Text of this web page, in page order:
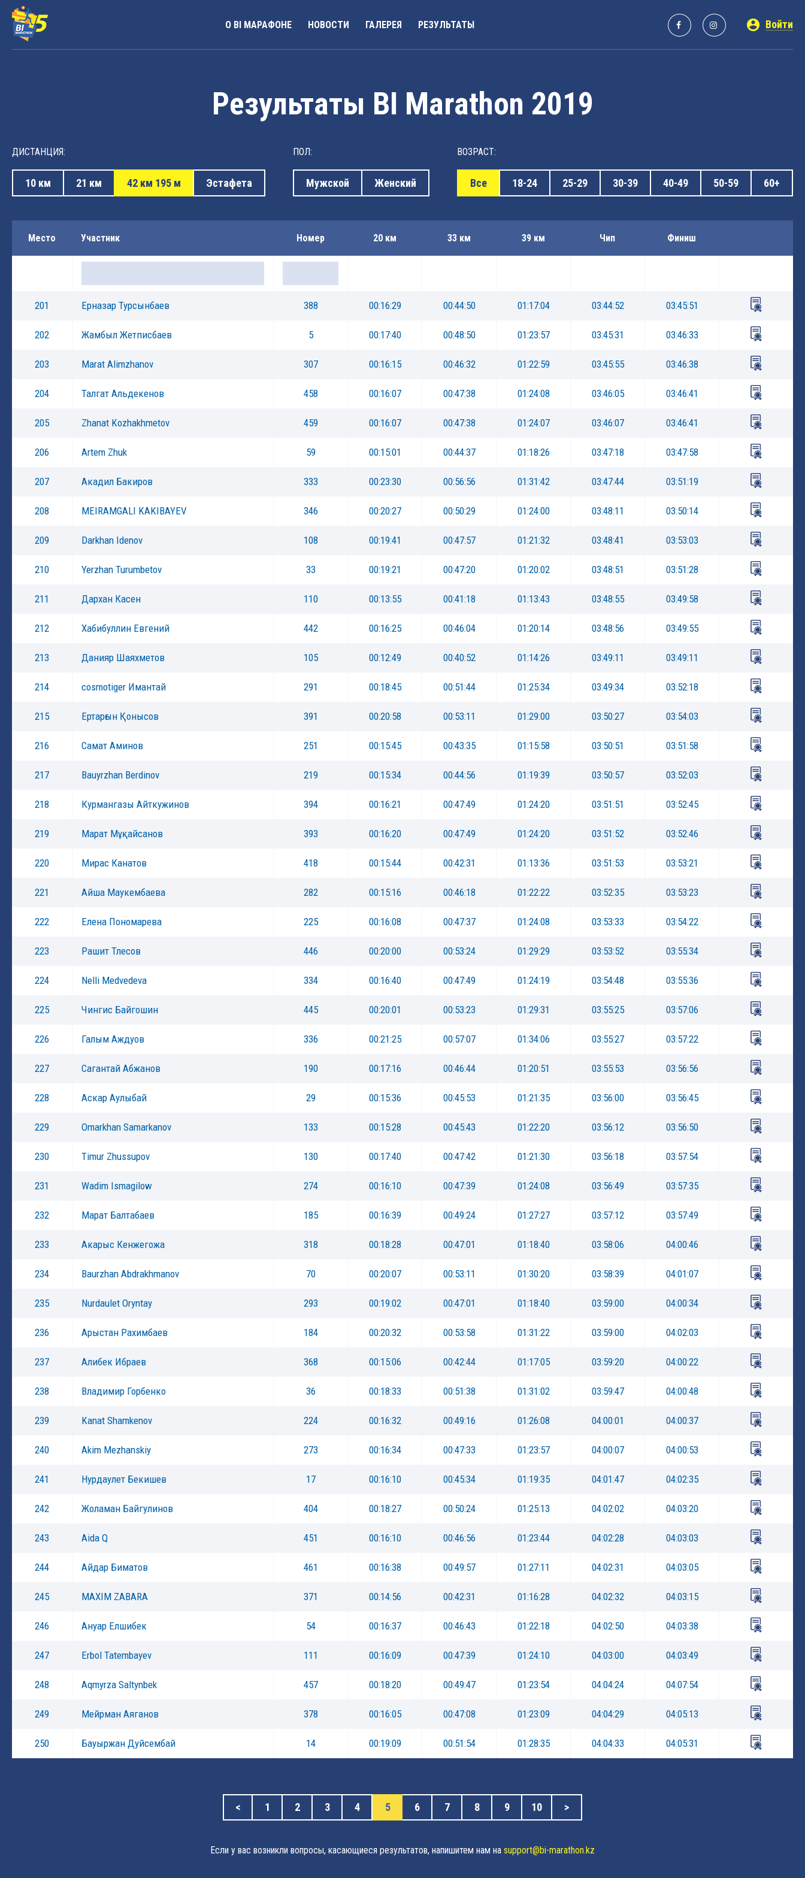
О BI МАРАФОНЕ НОВОСТИ ГАЛЕРЕЯ РЕЗУЛЬТАТЫ Войти
Результаты BI Marathon 2019
ДИСТАНЦИЯ:
10 км 21 км 42 км 195 м Эстафета
ПОЛ:
Мужской Женский
ВОЗРАСТ:
Все 18-24 25-29 30-39 40-49 50-59 60+
Место Участник Номер 20 км 33 км 39 км Чип Финиш
201 Ерназар Турсынбаев 388 00:16:29 00:44:50 01:17:04 03:44:52 03:45:51
202 Жамбыл Жетписбаев 5 00:17:40 00:48:50 01:23:57 03:45:31 03:46:33
203 Marat Alimzhanov 307 00:16:15 00:46:32 01:22:59 03:45:55 03:46:38
204 Талгат Альдекенов 458 00:16:07 00:47:38 01:24:08 03:46:05 03:46:41
205 Zhanat Kozhakhmetov 459 00:16:07 00:47:38 01:24:07 03:46:07 03:46:41
206 Artem Zhuk 59 00:15:01 00:44:37 01:18:26 03:47:18 03:47:58
207 Акадил Бакиров 333 00:23:30 00:56:56 01:31:42 03:47:44 03:51:19
208 MEIRAMGALI KAKIBAYEV 346 00:20:27 00:50:29 01:24:00 03:48:11 03:50:14
209 Darkhan Idenov 108 00:19:41 00:47:57 01:21:32 03:48:41 03:53:03
210 Yerzhan Turumbetov 33 00:19:21 00:47:20 01:20:02 03:48:51 03:51:28
211 Дархан Касен 110 00:13:55 00:41:18 01:13:43 03:48:55 03:49:58
212 Хабибуллин Евгений 442 00:16:25 00:46:04 01:20:14 03:48:56 03:49:55
213 Данияр Шаяхметов 105 00:12:49 00:40:52 01:14:26 03:49:11 03:49:11
214 cosmotiger Имантай 291 00:18:45 00:51:44 01:25:34 03:49:34 03:52:18
215 Ертарғын Қонысов 391 00:20:58 00:53:11 01:29:00 03:50:27 03:54:03
216 Самат Аминов 251 00:15:45 00:43:35 01:15:58 03:50:51 03:51:58
217 Bauyrzhan Berdinov 219 00:15:34 00:44:56 01:19:39 03:50:57 03:52:03
218 Курмангазы Айткужинов 394 00:16:21 00:47:49 01:24:20 03:51:51 03:52:45
219 Марат Мұқайсанов 393 00:16:20 00:47:49 01:24:20 03:51:52 03:52:46
220 Мирас Канатов 418 00:15:44 00:42:31 01:13:36 03:51:53 03:53:21
221 Айша Маукембаева 282 00:15:16 00:46:18 01:22:22 03:52:35 03:53:23
222 Елена Пономарева 225 00:16:08 00:47:37 01:24:08 03:53:33 03:54:22
223 Рашит Тлесов 446 00:20:00 00:53:24 01:29:29 03:53:52 03:55:34
224 Nelli Medvedeva 334 00:16:40 00:47:49 01:24:19 03:54:48 03:55:36
225 Чингис Байгошин 445 00:20:01 00:53:23 01:29:31 03:55:25 03:57:06
226 Галым Аждуов 336 00:21:25 00:57:07 01:34:06 03:55:27 03:57:22
227 Сагантай Абжанов 190 00:17:16 00:46:44 01:20:51 03:55:53 03:56:56
228 Аскар Аулыбай 29 00:15:36 00:45:53 01:21:35 03:56:00 03:56:45
229 Omarkhan Samarkanov 133 00:15:28 00:45:43 01:22:20 03:56:12 03:56:50
230 Timur Zhussupov 130 00:17:40 00:47:42 01:21:30 03:56:18 03:57:54
231 Wadim Ismagilow 274 00:16:10 00:47:39 01:24:08 03:56:49 03:57:35
232 Марат Балтабаев 185 00:16:39 00:49:24 01:27:27 03:57:12 03:57:49
233 Акарыс Кенжегожа 318 00:18:28 00:47:01 01:18:40 03:58:06 04:00:46
234 Baurzhan Abdrakhmanov 70 00:20:07 00:53:11 01:30:20 03:58:39 04:01:07
235 Nurdaulet Oryntay 293 00:19:02 00:47:01 01:18:40 03:59:00 04:00:34
236 Арыстан Рахимбаев 184 00:20:32 00:53:58 01:31:22 03:59:00 04:02:03
237 Алибек Ибраев 368 00:15:06 00:42:44 01:17:05 03:59:20 04:00:22
238 Владимир Горбенко 36 00:18:33 00:51:38 01:31:02 03:59:47 04:00:48
239 Kanat Shamkenov 224 00:16:32 00:49:16 01:26:08 04:00:01 04:00:37
240 Akim Mezhanskiy 273 00:16:34 00:47:33 01:23:57 04:00:07 04:00:53
241 Нурдаулет Бекишев 17 00:16:10 00:45:34 01:19:35 04:01:47 04:02:35
242 Жоламан Байгулинов 404 00:18:27 00:50:24 01:25:13 04:02:02 04:03:20
243 Aida Q 451 00:16:10 00:46:56 01:23:44 04:02:28 04:03:03
244 Айдар Биматов 461 00:16:38 00:49:57 01:27:11 04:02:31 04:03:05
245 MAXIM ZABARA 371 00:14:56 00:42:31 01:16:28 04:02:32 04:03:15
246 Ануар Елшибек 54 00:16:37 00:46:43 01:22:18 04:02:50 04:03:38
247 Erbol Tatembayev 111 00:16:09 00:47:39 01:24:10 04:03:00 04:03:49
248 Aqmyrza Saltynbek 457 00:18:20 00:49:47 01:23:54 04:04:24 04:07:54
249 Мейрман Аяганов 378 00:16:05 00:47:08 01:23:09 04:04:29 04:05:13
250 Бауыржан Дуйсембай 14 00:19:09 00:51:54 01:28:35 04:04:33 04:05:31
< 1 2 3 4 5 6 7 8 9 10 >
Если у вас возникли вопросы, касающиеся результатов, напишитем нам на support@bi-marathon.kz